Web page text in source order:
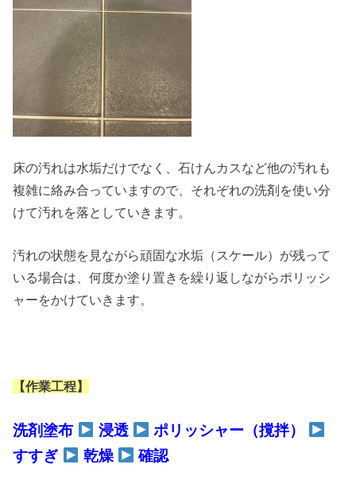
床の汚れは水垢だけでなく、石けんカスなど他の汚れも
複雑に絡み合っていますので、それぞれの洗剤を使い分
けて汚れを落としていきます。
汚れの状態を見ながら頑固な水垢（スケール）が残って
いる場合は、何度か塗り置きを繰り返しながらポリッシ
ャーをかけていきます。
【作業工程】
洗剤塗布 浸透
ポリッシャー（撹拌）
すすぎ
乾燥 確認